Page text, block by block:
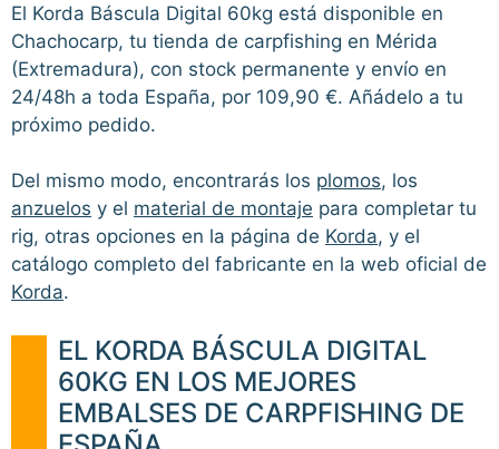
El Korda Báscula Digital 60kg está disponible en
Chachocarp, tu tienda de carpfishing en Mérida
(Extremadura), con stock permanente y envío en
24/48h a toda España, por 109,90 €. Añádelo a tu
próximo pedido.
Del mismo modo, encontrarás los plomos, los
anzuelos y el material de montaje para completar tu
rig, otras opciones en la página de Korda, y el
catálogo completo del fabricante en la web oficial de
Korda.
EL KORDA BÁSCULA DIGITAL
60KG EN LOS MEJORES
EMBALSES DE CARPFISHING DE